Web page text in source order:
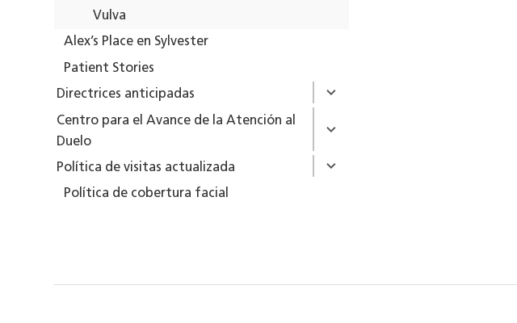
Vulva
Alex’s Place en Sylvester
Patient Stories
Directrices anticipadas
Centro para el Avance de la Atención al
Duelo
Política de visitas actualizada
Política de cobertura facial